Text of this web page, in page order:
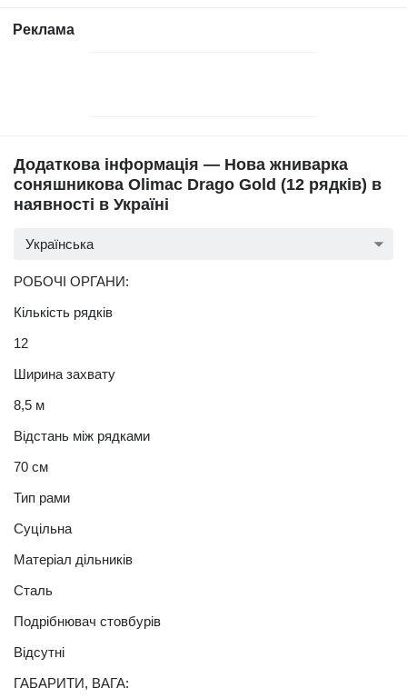
Реклама
Додаткова інформація — Нова жниварка
соняшникова Olimac Drago Gold (12 рядків) в
наявності в Україні
Українська
РОБОЧІ ОРГАНИ:
Кількість рядків
12
Ширина захвату
8,5 м
Відстань між рядками
70 см
Тип рами
Суцільна
Матеріал дільників
Сталь
Подрібнювач стовбурів
Відсутні
ГАБАРИТИ, ВАГА: